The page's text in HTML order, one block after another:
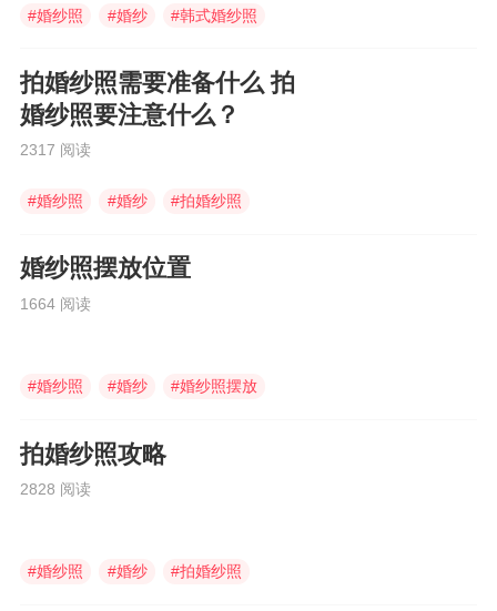
#婚纱照 #婚纱 #韩式婚纱照
拍婚纱照需要准备什么 拍
婚纱照要注意什么？
2317 阅读
#婚纱照 #婚纱 #拍婚纱照
婚纱照摆放位置
1664 阅读
#婚纱照 #婚纱 #婚纱照摆放
拍婚纱照攻略
2828 阅读
#婚纱照 #婚纱 #拍婚纱照